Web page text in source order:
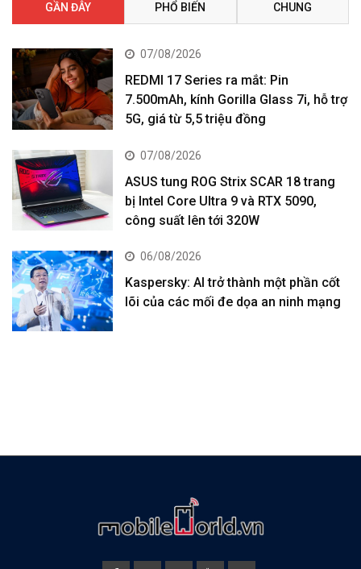
GẦN ĐÂY PHỔ BIẾN CHUNG
07/08/2026
REDMI 17 Series ra mắt: Pin
7.500mAh, kính Gorilla Glass 7i, hỗ trợ
5G, giá từ 5,5 triệu đồng
07/08/2026
ASUS tung ROG Strix SCAR 18 trang
bị Intel Core Ultra 9 và RTX 5090,
công suất lên tới 320W
06/08/2026
Kaspersky: AI trở thành một phần cốt
lõi của các mối đe dọa an ninh mạng